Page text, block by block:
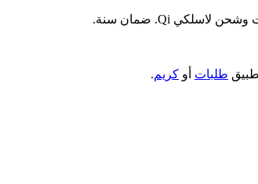
طلبات أو كريم.